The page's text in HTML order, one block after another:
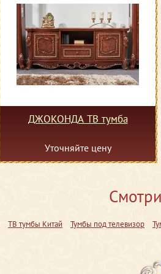
ДЖОКОНДА ТВ тумба
Уточняйте цену
ТВ тумбы Китай Тумбы под телевизор